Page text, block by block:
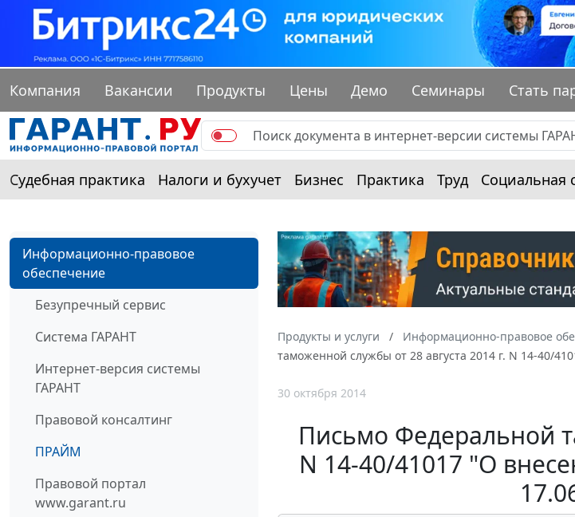
Компания Вакансии Продукты Цены Демо Семинары Стать
Судебная практика Налоги и бухучет Бизнес Практика Труд Социальная
Информационно-правовое
обеспечение
Безупречный сервис
Система ГАРАНТ
Интернет-версия системы
ГАРАНТ
Правовой консалтинг
ПРАЙМ
Правовой портал
www.garant.ru
Продукты и услуги Информационно-правовое
таможенной службы от 28 августа 2014 г. N 14-40/
30 октября 2014
Письмо Федеральной
N 14-40/41017 "О